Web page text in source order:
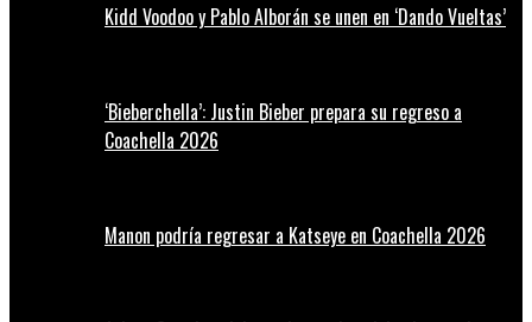
Kidd Voodoo y Pablo Alborán se unen en ‘Dando Vueltas’
‘Bieberchella’: Justin Bieber prepara su regreso a
Coachella 2026
Manon podría regresar a Katseye en Coachella 2026